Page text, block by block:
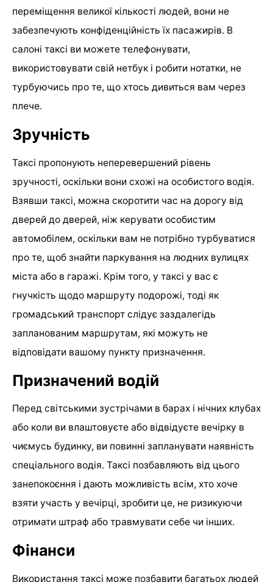
переміщення великої кількості людей, вони не
забезпечують конфіденційність їх пасажирів. В
салоні таксі ви можете телефонувати,
використовувати свій нетбук і робити нотатки, не
турбуючись про те, що хтось дивиться вам через
плече.
Зручність
Таксі пропонують неперевершений рівень
зручності, оскільки вони схожі на особистого водія.
Взявши таксі, можна скоротити час на дорогу від
дверей до дверей, ніж керувати особистим
автомобілем, оскільки вам не потрібно турбуватися
про те, щоб знайти паркування на людних вулицях
міста або в гаражі. Крім того, у таксі у вас є
гнучкість щодо маршруту подорожі, тоді як
громадський транспорт слідує заздалегідь
запланованим маршрутам, які можуть не
відповідати вашому пункту призначення.
Призначений водій
Перед світськими зустрічами в барах і нічних клубах
або коли ви влаштовуєте або відвідуєте вечірку в
чиємусь будинку, ви повинні запланувати наявність
спеціального водія. Таксі позбавляють від цього
занепокоєння і дають можливість всім, хто хоче
взяти участь у вечірці, зробити це, не ризикуючи
отримати штраф або травмувати себе чи інших.
Фінанси
Використання таксі може позбавити багатьох людей